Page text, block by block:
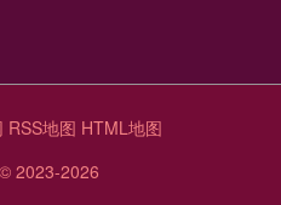
RSS地图 HTML地图
© 2023-2026